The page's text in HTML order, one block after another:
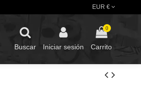
EUR €
Buscar Iniciar sesión
0
Carrito